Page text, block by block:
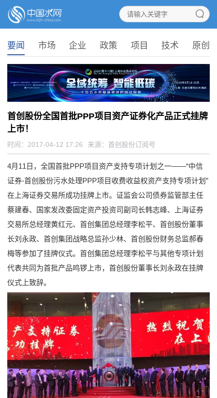
要闻 市场 企业 政策 项目 技术 原创
首创股份全国首批PPP项目资产证券化产品正式挂牌
上市！
时间：2017-04-12 17:26 来源： 首创股份订阅号
4月11日，全国首批PPP项目资产支持专项计划之一——“中信
证券-首创股份污水处理PPP项目收费收益权资产支持专项计划”
在上海证券交易所成功挂牌上市。证监会公司债券监管部主任
蔡建春、国家发改委固定资产投资司副司长韩志峰、上海证券
交易所总经理黄红元、首创集团总经理李松平、首创股份董事
长刘永政、首创集团战略总监孙少林、首创股份财务总监郝春
梅等参加了挂牌仪式。首创集团总经理李松平与其他专项计划
代表共同为首批产品鸣锣上市，首创股份董事长刘永政在挂牌
仪式上致辞。